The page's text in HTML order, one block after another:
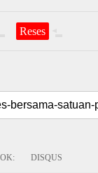
Reses
: DISQUS